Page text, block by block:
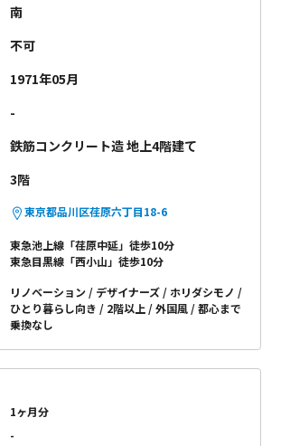
南
不可
1971年05月
-
鉄筋コンクリート造 地上4階建て
3階
東京都品川区荏原六丁目18-6
東急池上線「荏原中延」徒歩10分
東急目黒線「西小山」徒歩10分
リノベーション デザイナーズ
ホリダシモノ
ひとり暮らし向き
2階以上 外国風
都心まで
乗換なし
1ヶ月分
-